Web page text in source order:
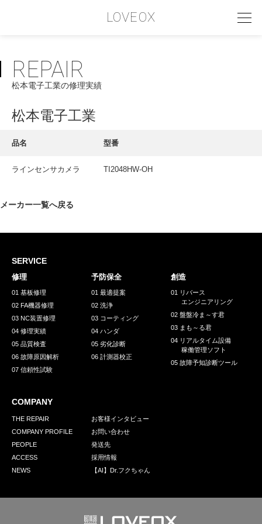
LOVEOX
PHILOSOPHY
フィロソフィー
COMPANY PROFILE
INTERVIEW
採用情報
GREEN CHALLENGE
環境への取り組み
お問い合わせ 発送先
REPAIR
松本電子工業の修理実績
松本電子工業
品名 型番
ラインセンサカメラ TI2048HW-OH
メーカー一覧へ戻る
SERVICE
修理
01 基板修理
02 FA機器修理
03 NC装置修理
04 修理実績
05 品質検査
06 故障原因解析
07 信頼性試験
予防保全
01 最適提案
02 洗浄
03 コーティング
04 ハンダ
05 劣化診断
06 計測器校正
創造
01 リバース
エンジニアリング
02 盤盤冷ま～す君
03 まも～る君
04 リアルタイム設備
稼働管理ソフト
05 故障予知診断ツール
COMPANY
THE REPAIR
COMPANY PROFILE
PEOPLE
ACCESS
NEWS
お客様インタビュー
お問い合わせ
発送先
採用情報
【AI】Dr.フクちゃん